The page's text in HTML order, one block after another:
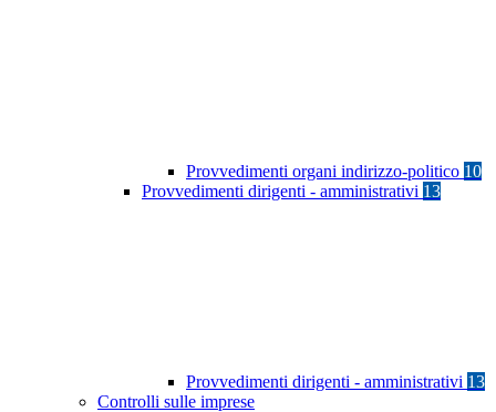
Provvedimenti organi indirizzo-politico 10
Provvedimenti dirigenti - amministrativi 13
Provvedimenti dirigenti - amministrativi 13
Controlli sulle imprese